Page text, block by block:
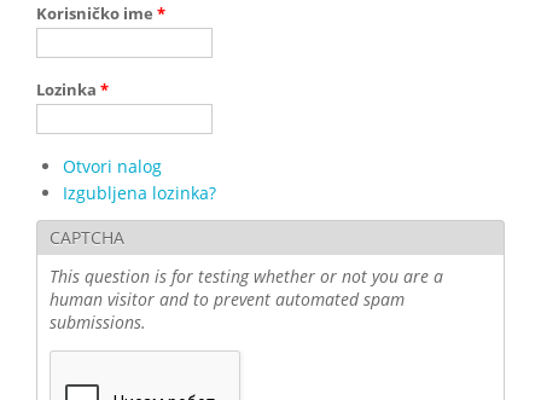
Korisničko ime *
Lozinka *
Otvori nalog
Izgubljena lozinka?
CAPTCHA
This question is for testing whether or not you are a
human visitor and to prevent automated spam
submissions.